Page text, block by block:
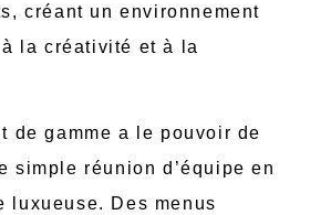
créant un environnement
la créativité et à la
de gamme a le pouvoir de
simple réunion d’équipe en
luxueuse. Des menus